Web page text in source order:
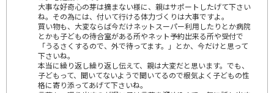
大事な好奇心の芽は摘まない様に、親はサポートしたげて下さい
ね。その為には、付いて行ける体力づくりは大事ですよ。
買い物も、大変ならば今だけネットスーパー利用したりとか病院
とかも子どもの待合室がある所やネット予約出来る所や受付で
「うるさくするので、外で待ってます。」とか、今だけと思って
下さいね。
本当に繰り返し繰り返し伝えて、親は大変だと思います。でも、
子どもって、聞いてないようで聞いてるので根気よく子どもの性
格に寄り添ってあげて下さいね。